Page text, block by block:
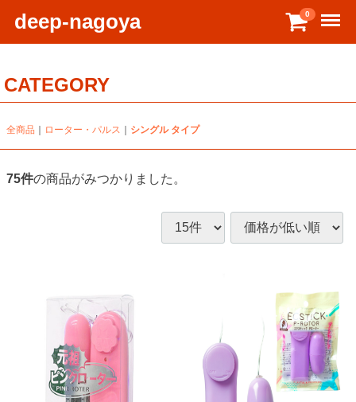
0
deep-nagoya Menu
CATEGORY
全商品 ローター・パルス シングル タイプ
75件の商品がみつかりました。